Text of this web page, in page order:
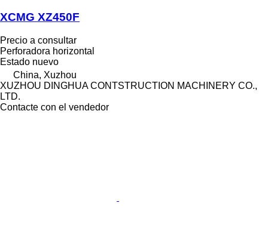
XCMG XZ450F
Precio a consultar
Perforadora horizontal
Estado nuevo
China, Xuzhou
XUZHOU DINGHUA CONTSTRUCTION MACHINERY CO.,
LTD.
Contacte con el vendedor